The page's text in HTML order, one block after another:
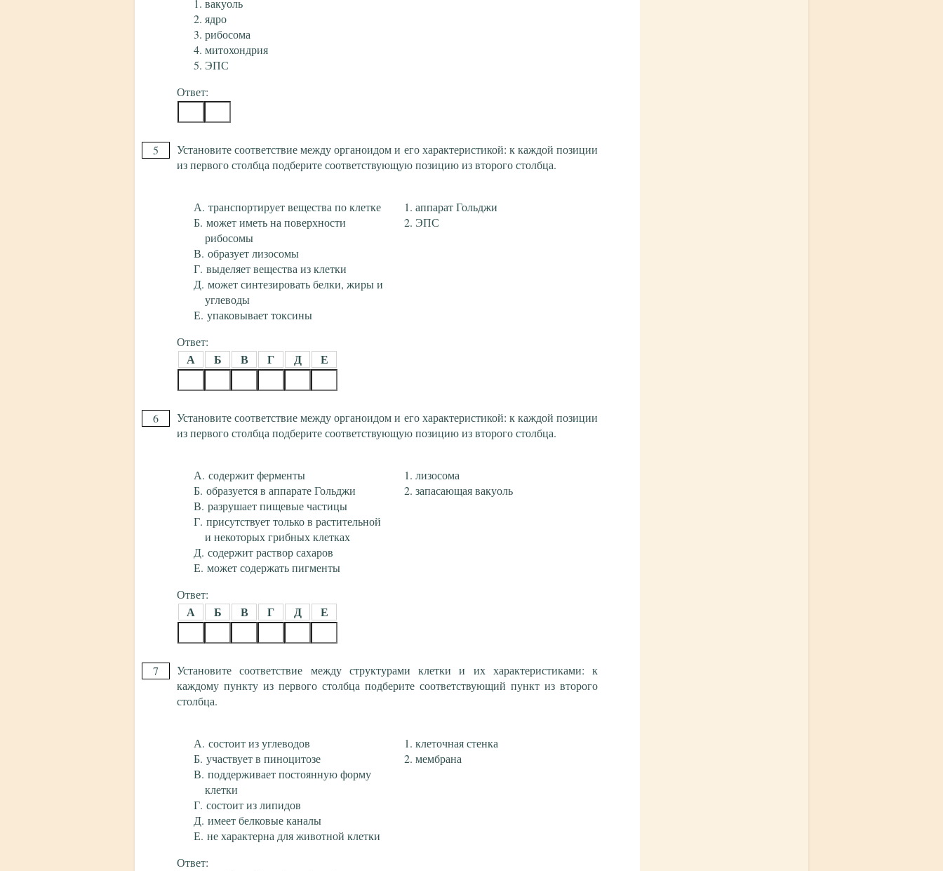
вакуоль
ядро
рибосома
митохондрия
ЭПС
Ответ:
5
Установите соответствие между органоидом и его характеристикой: к каждой позиции
из первого столбца подберите соответствующую позицию из второго столбца.
транспортирует вещества по клетке
может иметь на поверхности
рибосомы
образует лизосомы
выделяет вещества из клетки
может синтезировать белки, жиры и
углеводы
упаковывает токсины
аппарат Гольджи
ЭПС
Ответ:
А Б В Г Д Е
6
Установите соответствие между органоидом и его характеристикой: к каждой позиции
из первого столбца подберите соответствующую позицию из второго столбца.
содержит ферменты
образуется в аппарате Гольджи
разрушает пищевые частицы
присутствует только в растительной
и некоторых грибных клетках
содержит раствор сахаров
может содержать пигменты
лизосома
запасающая вакуоль
Ответ:
А Б В Г Д Е
7
Установите соответствие между структурами клетки и их характеристиками: к
каждому пункту из первого столбца подберите соответствующий пункт из второго
столбца.
состоит из углеводов
участвует в пиноцитозе
поддерживает постоянную форму
клетки
состоит из липидов
имеет белковые каналы
не характерна для животной клетки
клеточная стенка
мембрана
Ответ: